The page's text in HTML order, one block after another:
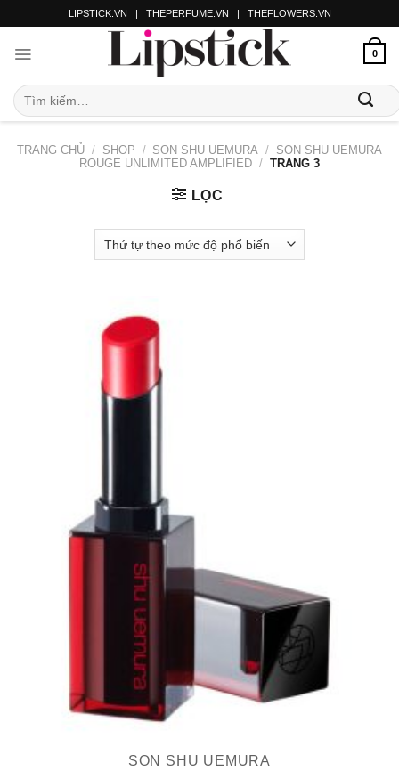
LIPSTICK.VN | THEPERFUME.VN | THEFLOWERS.VN
0
TRANG CHỦ / SHOP / SON SHU UEMURA / SON SHU UEMURA
ROUGE UNLIMITED AMPLIFIED / TRANG 3
LỌC
SON SHU UEMURA